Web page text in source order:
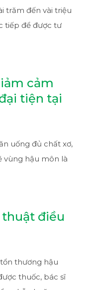
trăm đến vài triệu
tiếp để được tư
cảm
tiện tại
uống đủ chất xơ,
vùng hậu môn là
thuật điều
thương hậu
thuốc, bác sĩ